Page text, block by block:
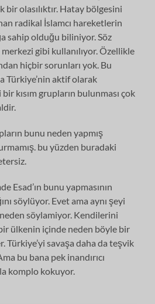
bir olasılıktır. Hatay bölgesini
radikal İslamcı hareketlerin
sahip olduğu biliniyor. Söz
gibi kullanılıyor. Özellikle
hiçbir sorunları yok. Bu
Türkiye’nin aktif olarak
kısım grupların bulunması çok
bunu neden yapmış
bu yüzden buradaki
Esad’ın bunu yapmasının
söylüyor. Evet ama aynı şeyi
söylamiyor. Kendilerini
ülkenin içinde neden böyle bir
Türkiye’yi savaşa daha da teşvik
bu bana pek inandırıcı
komplo kokuyor.